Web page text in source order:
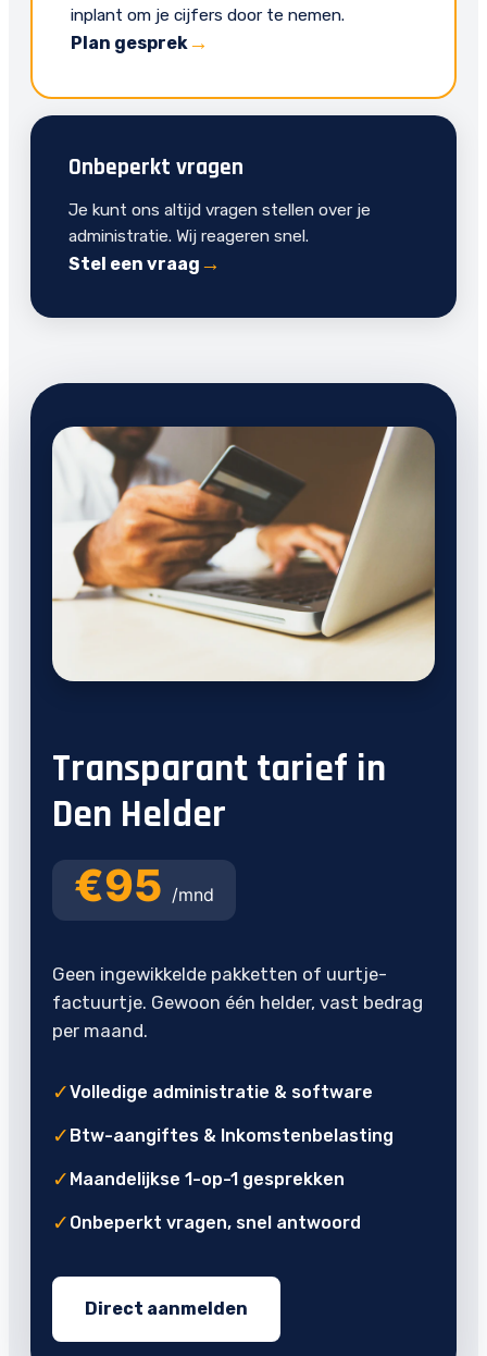
inplant om je cijfers door te nemen.
Plan gesprek
Onbeperkt vragen
Je kunt ons altijd vragen stellen over je
administratie. Wij reageren snel.
Stel een vraag
Transparant tarief in
Den Helder
€95 /mnd
Geen ingewikkelde pakketten of uurtje-
factuurtje. Gewoon één helder, vast bedrag
per maand.
✓Volledige administratie & software
✓ Btw-aangiftes & Inkomstenbelasting
✓ Maandelijkse 1-op-1 gesprekken
✓ Onbeperkt vragen, snel antwoord
Direct aanmelden